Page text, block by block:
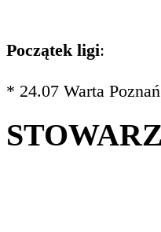
Początek ligi:
* 24.07 Warta